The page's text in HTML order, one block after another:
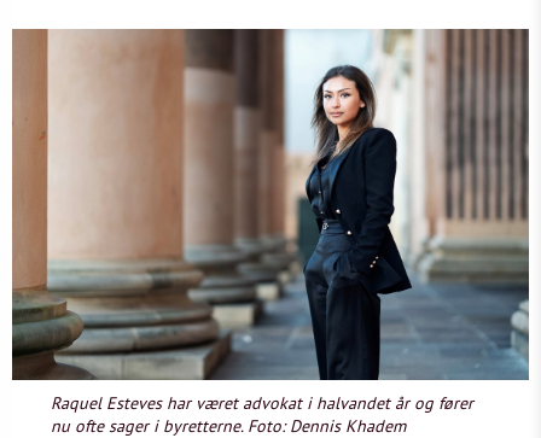
Raquel Esteves har været advokat i halvandet år og fører
nu ofte sager i byretterne. Foto: Dennis Khadem